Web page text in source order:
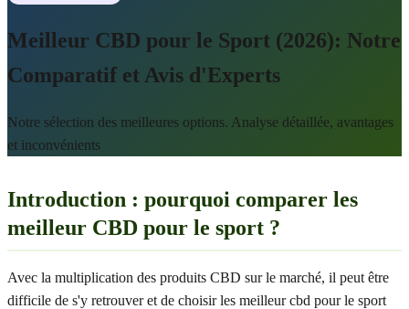
Meilleur CBD pour le Sport (2026): Notre
Comparatif et Avis d'Experts
Notre sélection des meilleures options. Analyse détaillée, avantages
et inconvénients
Introduction : pourquoi comparer les
meilleur CBD pour le sport ?
Avec la multiplication des produits CBD sur le marché, il peut être
difficile de s'y retrouver et de choisir les meilleur cbd pour le sport